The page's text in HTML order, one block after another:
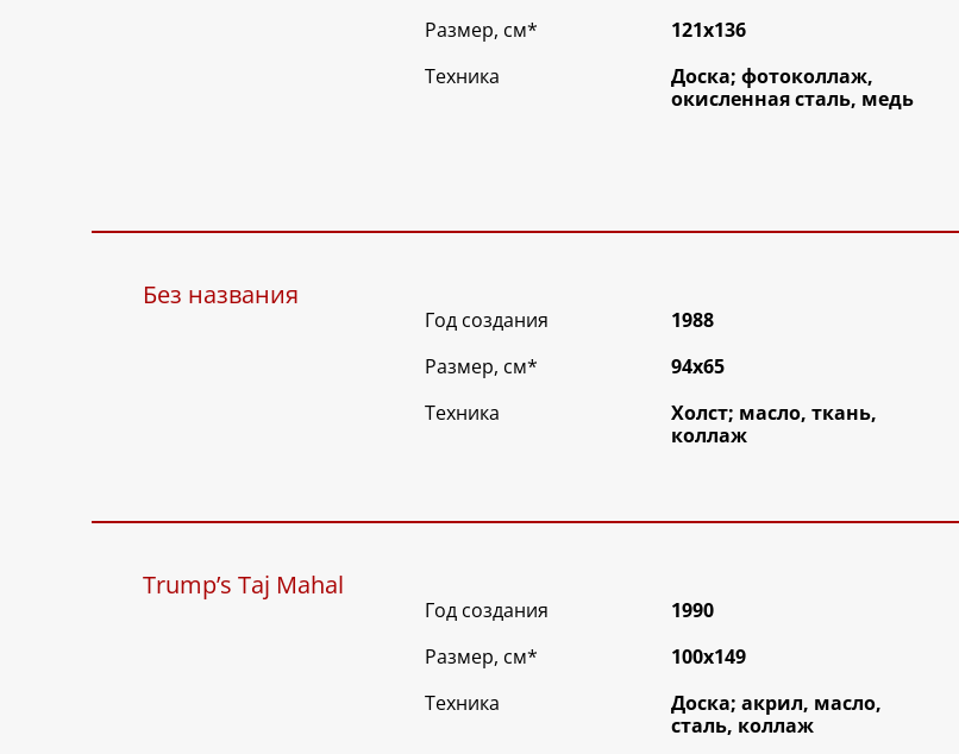
Размер, см*
121х136
Техника
Доска; фотоколлаж,
окисленная сталь, медь
Без названия
Год создания
1988
Размер, см*
94х65
Техника
Холст; масло, ткань,
коллаж
Trump’s Taj Mahal
Год создания
1990
Размер, см*
100х149
Техника
Доска; акрил, масло,
сталь, коллаж